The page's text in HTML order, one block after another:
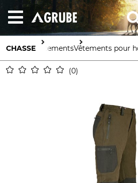
CHASSE VêtementsVêtements pour
0